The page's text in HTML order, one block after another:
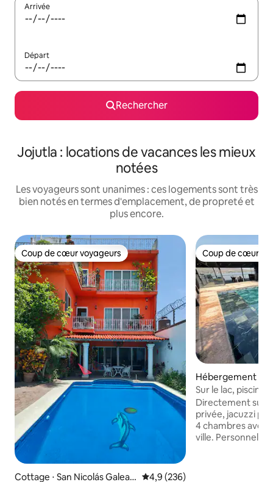
Arrivée
Départ
Rechercher
Jojutla : locations de vacances les mieux
notées
Les voyageurs sont unanimes : ces logements sont très
bien notés en termes d'emplacement, de propreté et
plus encore.
Coup de cœur voyageurs
Coup de cœur voyageurs
Cottage ⋅ San Nicolás Galean Évaluation moyenne sur la
4,9 (236)
Coup de cœur
Coup de cœur
Hébergement ⋅
engo
Sur le lac, piscine,
de jeux, karaoké
Directement sur
privée, jacuzzi
4 chambres avec
ville. Personnel de nettoyage sur place